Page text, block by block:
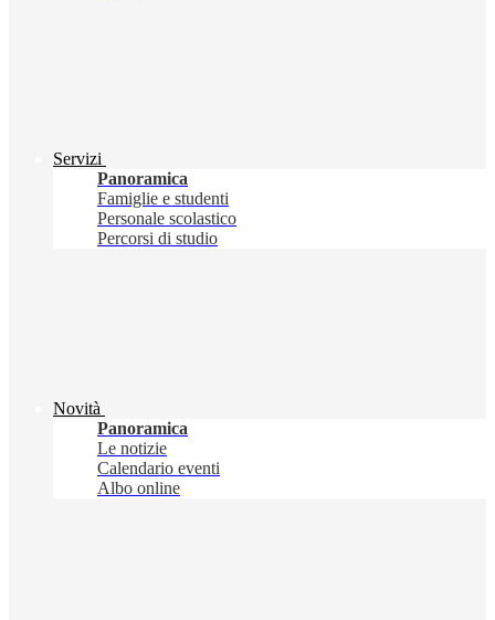
Servizi
Panoramica
Famiglie e studenti
Personale scolastico
Percorsi di studio
Novità
Panoramica
Le notizie
Calendario eventi
Albo online